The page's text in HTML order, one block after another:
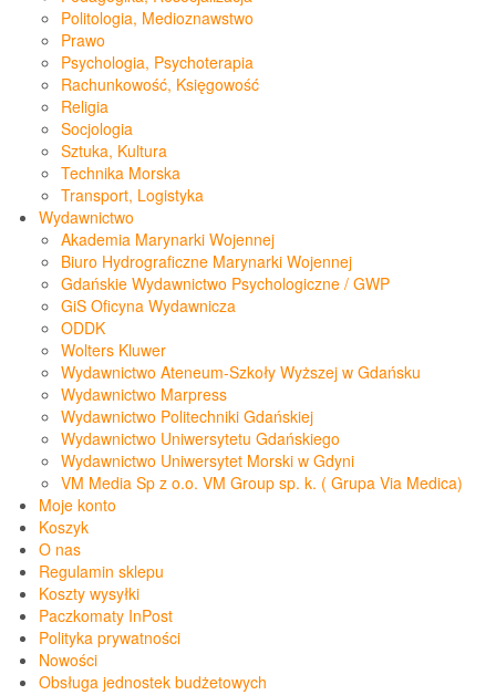
Politologia, Medioznawstwo
Prawo
Psychologia, Psychoterapia
Rachunkowość, Księgowość
Religia
Socjologia
Sztuka, Kultura
Technika Morska
Transport, Logistyka
Wydawnictwo
Akademia Marynarki Wojennej
Biuro Hydrograficzne Marynarki Wojennej
Gdańskie Wydawnictwo Psychologiczne / GWP
GiS Oficyna Wydawnicza
ODDK
Wolters Kluwer
Wydawnictwo Ateneum-Szkoły Wyższej w Gdańsku
Wydawnictwo Marpress
Wydawnictwo Politechniki Gdańskiej
Wydawnictwo Uniwersytetu Gdańskiego
Wydawnictwo Uniwersytet Morski w Gdyni
VM Media Sp z o.o. VM Group sp. k. ( Grupa Via Medica)
Moje konto
Koszyk
O nas
Regulamin sklepu
Koszty wysyłki
Paczkomaty InPost
Polityka prywatności
Nowości
Obsługa jednostek budżetowych